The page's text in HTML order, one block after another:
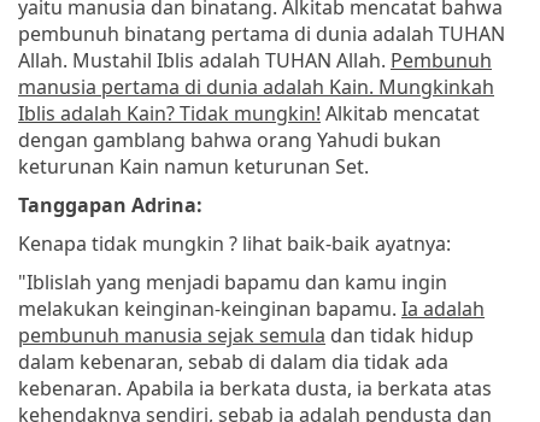
yaitu manusia dan binatang. Alkitab mencatat bahwa
pembunuh binatang pertama di dunia adalah TUHAN
Allah. Mustahil Iblis adalah TUHAN Allah. Pembunuh
manusia pertama di dunia adalah Kain. Mungkinkah
Iblis adalah Kain? Tidak mungkin! Alkitab mencatat
dengan gamblang bahwa orang Yahudi bukan
keturunan Kain namun keturunan Set.
Tanggapan Adrina:
Kenapa tidak mungkin ? lihat baik-baik ayatnya:
"Iblislah yang menjadi bapamu dan kamu ingin
melakukan keinginan-keinginan bapamu. Ia adalah
pembunuh manusia sejak semula dan tidak hidup
dalam kebenaran, sebab di dalam dia tidak ada
kebenaran. Apabila ia berkata dusta, ia berkata atas
kehendaknya sendiri, sebab ia adalah pendusta dan